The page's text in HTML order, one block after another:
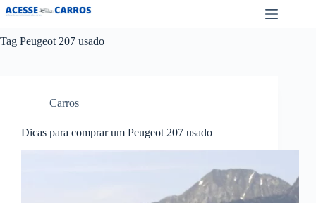
Pular
para
conteúdo
Tag Peugeot 207 usado
Carros
Dicas para comprar um Peugeot 207 usado